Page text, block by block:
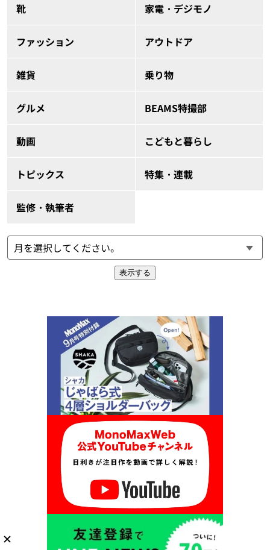
靴 家電・デジモノ
ファッション アウトドア
雑貨 乗り物
グルメ BEAMS特撮部
動画 こどもと暮らし
トピックス 特集・連載
監修・執筆者
表示する